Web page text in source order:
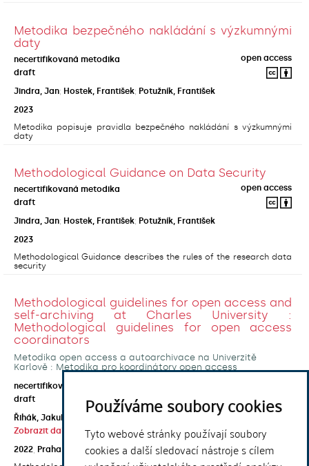
Používáme soubory cookies
Tyto webové stránky používají soubory
cookies a další sledovací nástroje s cílem
Metodika bezpečného nakládání s výzkumnými
daty
necertifikovaná metodika
open access
draft
Jindra, Jan; Hostek, František; Potužník, František
2023
Metodika popisuje pravidla bezpečného nakládání s výzkumnými
daty
Methodological Guidance on Data Security
necertifikovaná metodika
open access
draft
Jindra, Jan; Hostek, František; Potužník, František
2023
Methodological Guidance describes the rules of the research data
security
Methodological guidelines for open access and
self-archiving at Charles University :
Methodological guidelines for open access
coordinators
Metodika open access a autoarchivace na Univerzitě
Karlově : Metodika pro koordinátory open access
necertifikovaná metodika
draft
Řihák, Jakub
Zobrazit další autory
2022 Praha
Univerzita Karlova, Ústřední knihovna